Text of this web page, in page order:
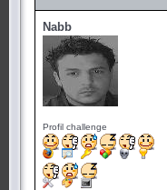
Nabb
Profil challenge